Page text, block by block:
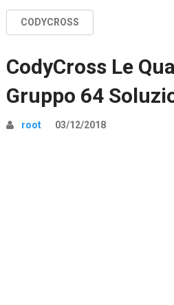
CODYCROSS
CodyCross Le
Gruppo 64
root 03/12/2018